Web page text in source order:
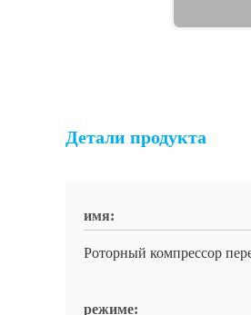
Детали продукта
имя:
Роторный компрессор
режиме: